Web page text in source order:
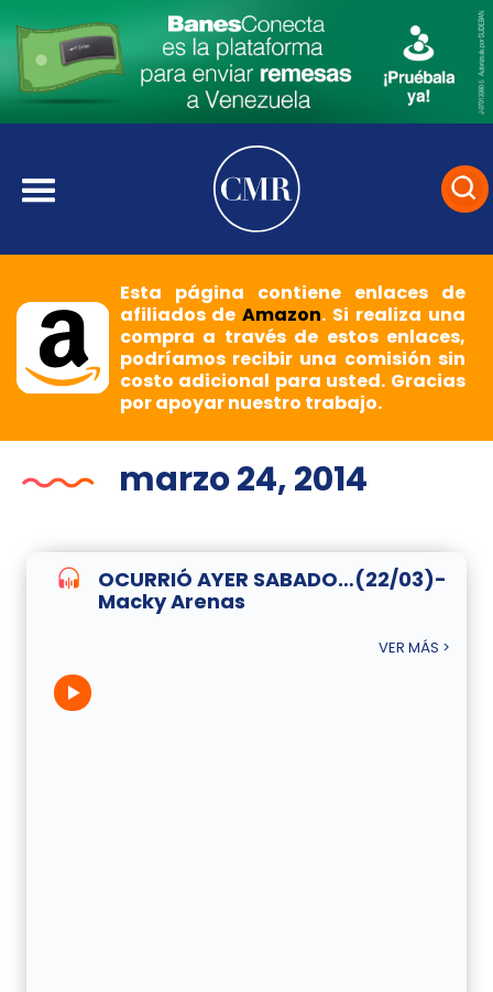
Esta página contiene enlaces de
afiliados deAmazon. Si realiza una
compra a través de estos enlaces,
podríamos recibir una comisión sin
costo adicional para usted. Gracias
por apoyar nuestro trabajo.
marzo 24, 2014
OCURRIÓ AYER SABADO…(22/03)-
Macky Arenas
VER MÁS >